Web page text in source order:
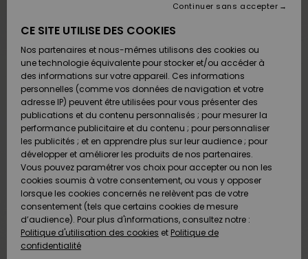
Chaussures
& Tongs
Surf
Snow
Nouveautés
Chaussures
& Tongs
Surf
Snow
Nouveautés
FEMME
A
Découvrir
Snow
SURF
Surf
Shop
Enfant
Highlights
Communauté
SNOW
Snow
Shop
Enfant
Snow
Shop
Femme
A
Découvrir
Communauté
OUTLET
Enfant
Outlet
Femme
AIDE &
CONTACT
Retours
Paiement
Carte
Cadeau
Quiksilver
Freedom
Protection
des
MAGASINS
CE SITE UTILISE DES COOKIES
Nos partenaires et nous-mêmes utilisons des cookies ou
une technologie équivalente pour stocker et/ou accéder à
des informations sur votre appareil. Ces informations
personnelles (comme vos données de navigation et votre
adresse IP) peuvent être utilisées pour vous présenter des
publications et du contenu personnalisés ; pour mesurer la
performance publicitaire et du contenu ; pour personnaliser
les publicités ; et en apprendre plus sur leur audience ; pour
développer et améliorer les produits de nos partenaires.
Vous pouvez paramétrer vos choix pour accepter ou non les
cookies soumis à votre consentement, ou vous y opposer
lorsque les cookies concernés ne relèvent pas de votre
consentement (tels que certains cookies de mesure
d’audience). Pour plus d'informations, consultez notre :
Politique d'utilisation des cookies et Politique de
confidentialité
Continuer sans accepter